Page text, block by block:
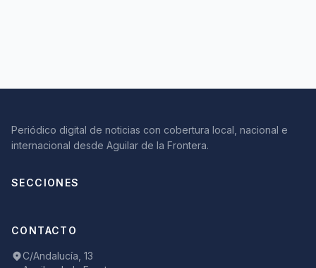
Periódico digital de noticias con cobertura local, nacional e
internacional desde Aguilar de la Frontera.
SECCIONES
CONTACTO
C/Andalucía, 13